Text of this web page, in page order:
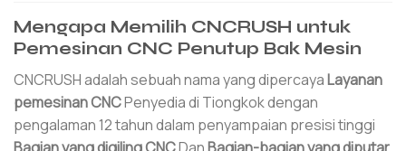
Mengapa Memilih CNCRUSH untuk
Pemesinan CNC Penutup Bak Mesin
CNCRUSH adalah sebuah nama yang dipercayaLayanan
pemesinan CNCPenyedia di Tiongkok dengan
pengalaman 12 tahun dalam penyampaian presisi tinggi